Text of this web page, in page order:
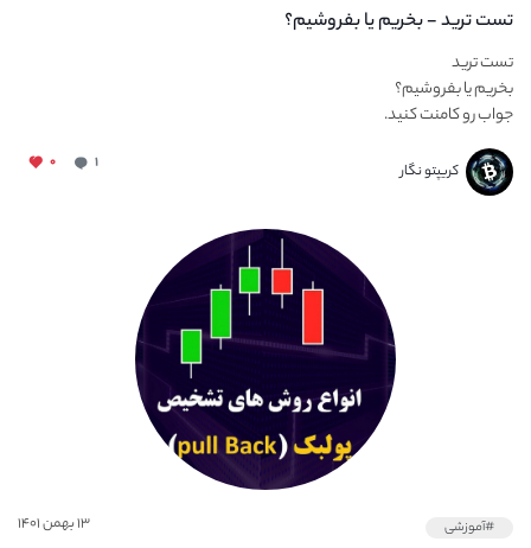
تست ترید - بخریم یا بفروشیم؟
تست ترید
بخریم یا بفروشیم؟
جواب رو کامنت کنید.
کریپتو نگار ۱ ۰
#آموزشی ۱۳ بهمن ۱۴۰۱